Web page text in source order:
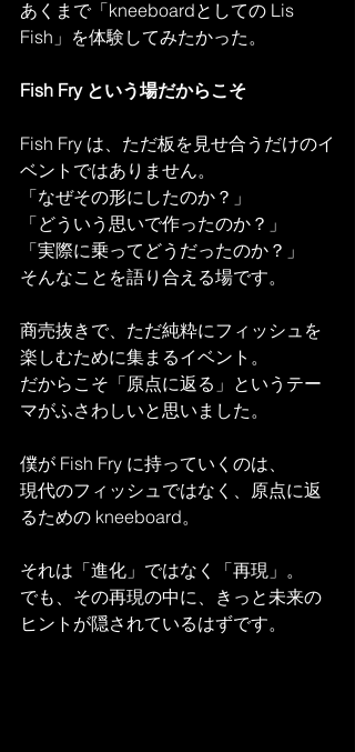
あくまで「kneeboardとしての Lis
Fish」を体験してみたかった。
Fish Fry という場だからこそ
Fish Fry は、ただ板を見せ合うだけのイ
ベントではありません。
「なぜその形にしたのか？」
「どういう思いで作ったのか？」
「実際に乗ってどうだったのか？」
そんなことを語り合える場です。
商売抜きで、ただ純粋にフィッシュを
楽しむために集まるイベント。
だからこそ「原点に返る」というテー
マがふさわしいと思いました。
僕が Fish Fry に持っていくのは、
現代のフィッシュではなく、原点に返
るための kneeboard。
それは「進化」ではなく「再現」。
でも、その再現の中に、きっと未来の
ヒントが隠されているはずです。